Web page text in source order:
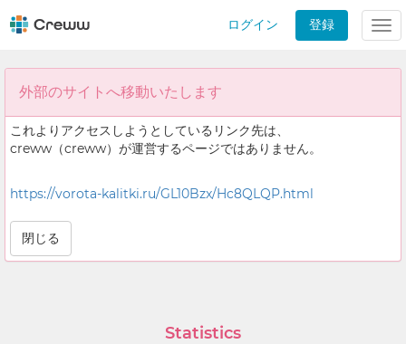
ログイン 登録
外部のサイトへ移動いたします
これよりアクセスしようとしているリンク先は、
creww（creww）が運営するページではありません。
https://vorota-kalitki.ru/GL10Bzx/Hc8QLQP.html
閉じる
Statistics